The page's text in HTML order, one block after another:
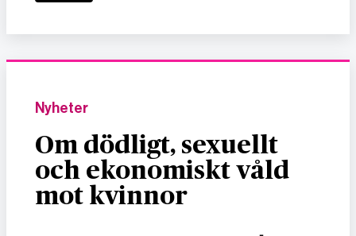
Nyheter
Om dödligt, sexuellt
och ekonomiskt våld
mot kvinnor